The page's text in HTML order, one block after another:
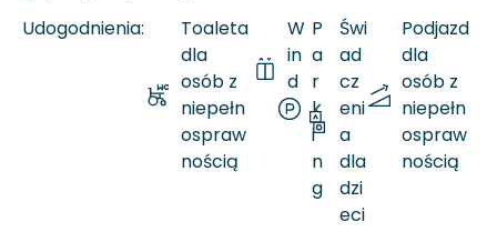
Udogodnienia:
Toaleta
dla
osób z
niepełn
ospraw
nością
W
in
d
a
P
a
r
k
i
n
g
Świ
ad
cz
eni
a
dla
dzi
eci
Podjazd
dla
osób z
niepełn
ospraw
nością